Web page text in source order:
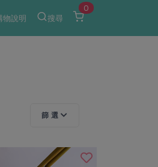
物說明 搜尋
0
篩 選